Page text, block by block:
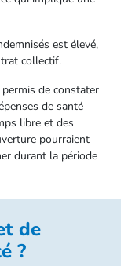
est élevé,
collectif.
de constater
de santé
libre et des
pourraient
durant la période
de
?